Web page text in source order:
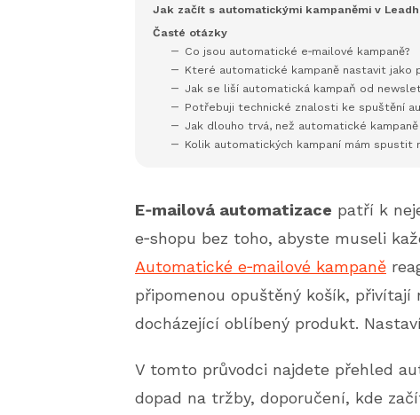
Jak začít s automatickými kampaněmi v
Časté otázky
Co jsou automatické e‑mailové kampaně?
Které automatické kampaně nastavit jako
Jak se liší automatická kampaň od
Potřebuji technické znalosti ke spuštění
Jak dlouho trvá, než automatické
Kolik automatických kampaní mám spustit
E‑mailová automatizace patří k
e‑shopu bez toho, abyste museli
Automatické e‑mailové kampaně
připomenou opuštěný košík, přivítají
docházející oblíbený produkt.
V tomto průvodci najdete přehled
dopad na tržby, doporučení, kde